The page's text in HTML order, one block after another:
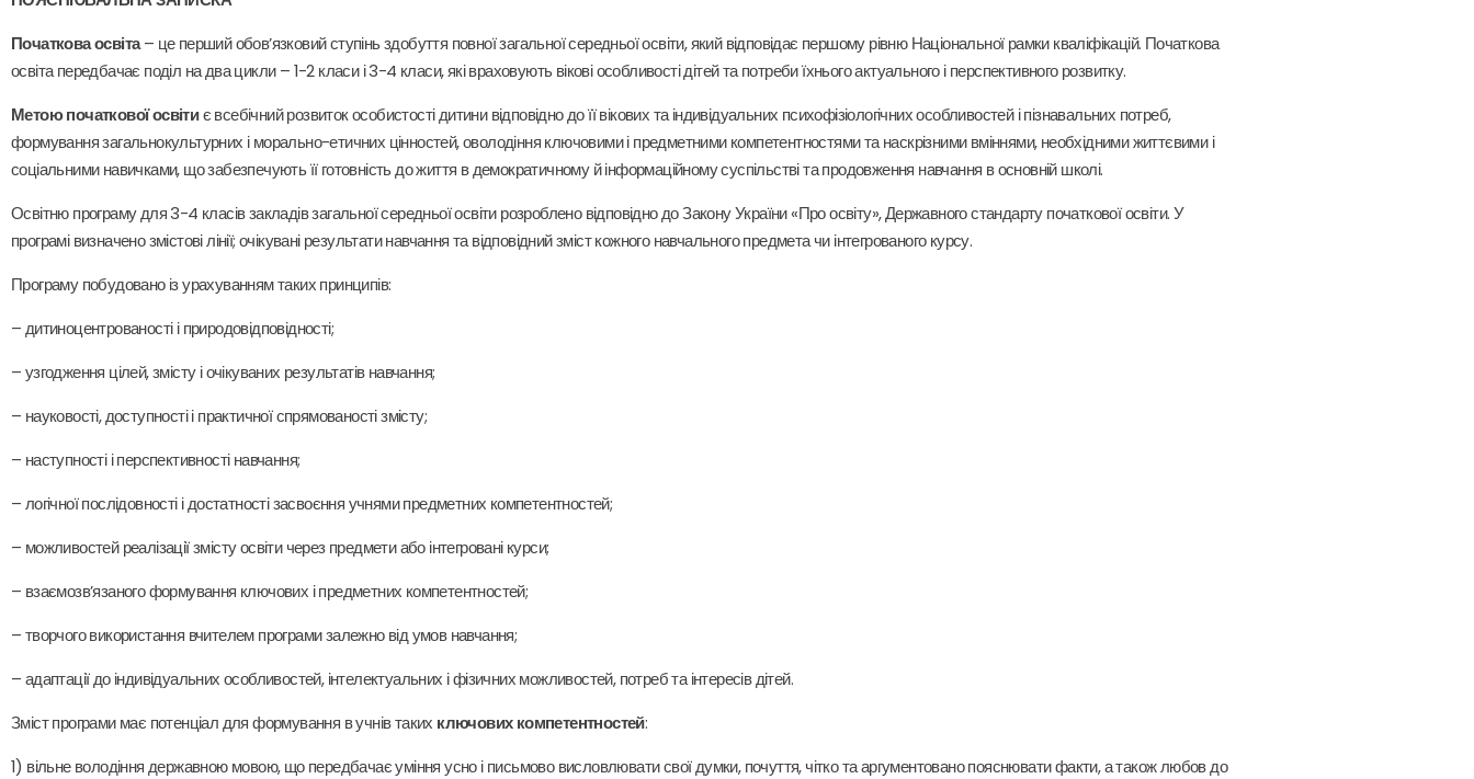
Початкова освіта– це перший обов’язковий ступінь здобуття повної загальної середньої освіти, який відповідає першому рівню Національної рамки кваліфікацій. Початкова
освіта передбачає поділ на два цикли – 1-2 класи і 3-4 класи, які враховують вікові особливості дітей та потреби їхнього актуального і перспективного розвитку.
Метою початкової освітиє всебічний розвиток особистості дитини відповідно до її вікових та індивідуальних психофізіологічних особливостей і пізнавальних потреб,
формування загальнокультурних і морально-етичних цінностей, оволодіння ключовими і предметними компетентностями та наскрізними вміннями, необхідними життєвими і
соціальними навичками, що забезпечують її готовність до життя в демократичному й інформаційному суспільстві та продовження навчання в основній школі.
Освітню програму для 3-4 класів закладів загальної середньої освіти розроблено відповідно до Закону України «Про освіту», Державного стандарту початкової освіти. У
програмі визначено змістові лінії; очікувані результати навчання та відповідний зміст кожного навчального предмета чи інтегрованого курсу.
Програму побудовано із урахуванням таких принципів:
– дитиноцентрованості і природовідповідності;
– узгодження цілей, змісту і очікуваних результатів навчання;
– науковості, доступності і практичної спрямованості змісту;
– наступності і перспективності навчання;
– логічної послідовності і достатності засвоєння учнями предметних компетентностей;
– можливостей реалізації змісту освіти через предмети або інтегровані курси;
– взаємозв’язаного формування ключових і предметних компетентностей;
– творчого використання вчителем програми залежно від умов навчання;
– адаптації до індивідуальних особливостей, інтелектуальних і фізичних можливостей, потреб та інтересів дітей.
Зміст програми має потенціал для формування в учнів таких ключових компетентностей:
1) вільне володіння державною мовою, що передбачає уміння усно і письмово висловлювати свої думки, почуття, чітко та аргументовано пояснювати факти, а також любов до